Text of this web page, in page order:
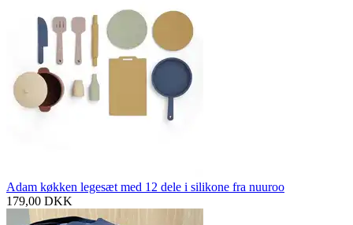
Adam køkken legesæt med 12 dele i silikone fra nuuroo
179,00 DKK